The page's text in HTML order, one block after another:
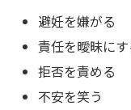
避妊を嫌がる
責任を曖昧にす
拒否を責める
不安を笑う